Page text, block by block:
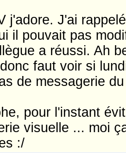
j'adore. J'ai
il pouvait pas
a réussi. Ah
faut voir si
de messagerie
pour l'instant
visuelle ... moi
:/